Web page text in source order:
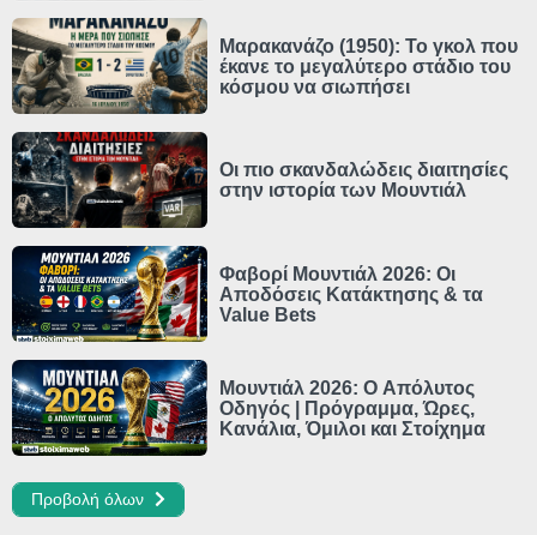
Μαρακανάζο (1950): Το γκολ που
έκανε το μεγαλύτερο στάδιο του
κόσμου να σιωπήσει
Οι πιο σκανδαλώδεις διαιτησίες
στην ιστορία των Μουντιάλ
Φαβορί Μουντιάλ 2026: Οι
Αποδόσεις Κατάκτησης & τα
Value Bets
Μουντιάλ 2026: Ο Απόλυτος
Οδηγός | Πρόγραμμα, Ώρες,
Κανάλια, Όμιλοι και Στοίχημα
Προβολή όλων